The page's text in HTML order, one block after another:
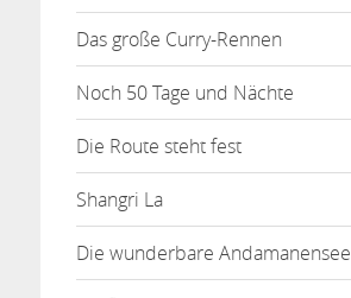
Das große Curry-Rennen
Noch 50 Tage und Nächte
Die Route steht fest
Shangri La
Die wunderbare Andamanensee